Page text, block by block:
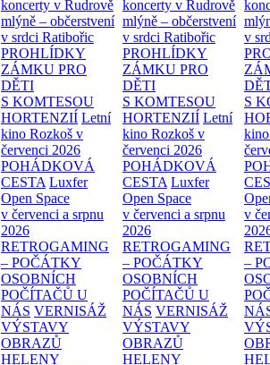
koncerty v Rudrově
mlýně – občerstvení
v srdci Ratibořic
PROHLÍDKY
ZÁMKU PRO
DĚTI
S KOMTESOU
HORTENZIÍ Letní
kino Rozkoš v
červenci 2026
POHÁDKOVÁ
CESTA Luxfer
Open Space
v červenci a srpnu
2026
RETROGAMING
– POČÁTKY
OSOBNÍCH
POČÍTAČŮ U
NÁS VERNISÁŽ
VÝSTAVY
OBRAZŮ
HELENY
koncerty v Rudrově
mlýně – občerstvení
v srdci Ratibořic
PROHLÍDKY
ZÁMKU PRO
DĚTI
S KOMTESOU
HORTENZIÍ Letní
kino Rozkoš v
červenci 2026
POHÁDKOVÁ
CESTA Luxfer
Open Space
v červenci a srpnu
2026
RETROGAMING
– POČÁTKY
OSOBNÍCH
POČÍTAČŮ U
NÁS VERNISÁŽ
VÝSTAVY
OBRAZŮ
HELENY
v
S
v
–